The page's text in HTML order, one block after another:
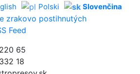
Polski Slovenčina
zrakovo postihnutých
Feed
65
18